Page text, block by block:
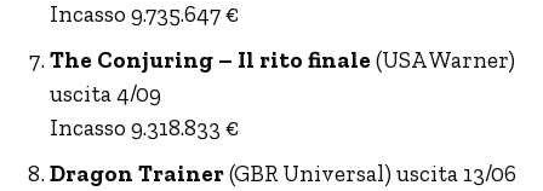
Incasso 9.735.647 €
The Conjuring – Il rito finale (USA Warner)
uscita 4/09
Incasso 9.318.833 €
Dragon Trainer(GBR Universal) uscita 13/06